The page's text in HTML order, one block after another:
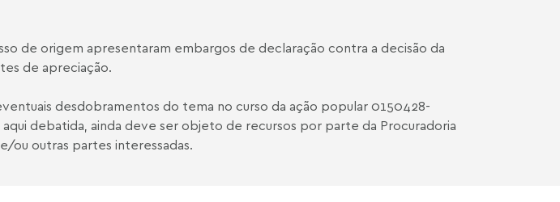
de origem apresentaram embargos de declaração contra a decisão da
de apreciação.
desdobramentos do tema no curso da ação popular 0150428-
debatida, ainda deve ser objeto de recursos por parte da Procuradoria
ou outras partes interessadas.